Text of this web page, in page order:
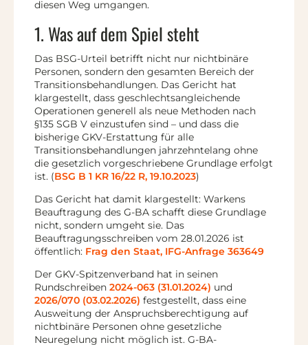
diesen Weg umgangen.
1. Was auf dem Spiel steht
Das BSG-Urteil betrifft nicht nur nichtbinäre
Personen, sondern den gesamten Bereich der
Transitionsbehandlungen. Das Gericht hat
klargestellt, dass geschlechtsangleichende
Operationen generell als neue Methoden nach
§135 SGB V einzustufen sind – und dass die
bisherige GKV-Erstattung für alle
Transitionsbehandlungen jahrzehntelang ohne
die gesetzlich vorgeschriebene Grundlage erfolgt
ist. (BSG B 1 KR 16/22 R, 19.10.2023)
Das Gericht hat damit klargestellt: Warkens
Beauftragung des G-BA schafft diese Grundlage
nicht, sondern umgeht sie. Das
Beauftragungsschreiben vom 28.01.2026 ist
öffentlich: Frag den Staat, IFG-Anfrage 363649
Der GKV-Spitzenverband hat in seinen
Rundschreiben 2024-063 (31.01.2024) und
2026/070 (03.02.2026) festgestellt, dass eine
Ausweitung der Anspruchsberechtigung auf
nichtbinäre Personen ohne gesetzliche
Neuregelung nicht möglich ist. G-BA-